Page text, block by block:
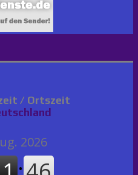
/ Ortszeit